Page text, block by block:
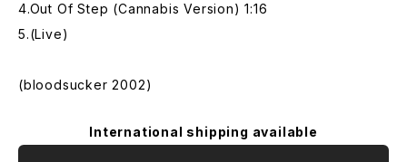
4.Out Of Step (Cannabis Version) 1:16
5.(Live)
(bloodsucker 2002)
International shipping available